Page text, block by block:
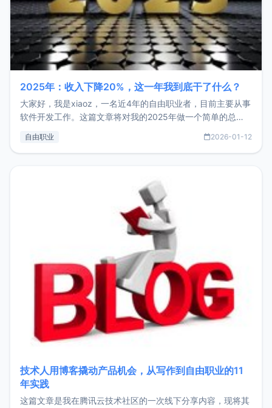
2025年：收入下降20%，这一年我到底干了什么？
大家好，我是xiaoz，一名近4年的自由职业者，目前主要从事
软件开发工作。这篇文章将对我的2025年做一个简单的总
收入下降20%，但却过得很充实，2026年不求突破，但求保
自由职业 2026-01-12
技术人用博客撬动产品机会，从写作到自由职业的11
年实践
这篇文章是我在腾讯云技术社区的一次线下分享内容，现将其